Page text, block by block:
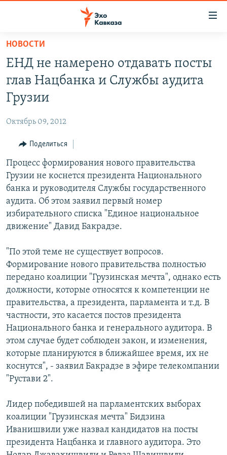
Вернуться
основному
содержанию
Вернутся
главной
навигации
Вернутся
поиску
ТБИЛИСИ
СУХУМИ
ВЕСЬ КАВКАЗ
СЕВЕРНЫЙ КАВКАЗ
АРМЕНИЯ
ТЕМЫ
ПОЛИТИКА
ОБЩЕСТВО
КУЛЬТУРА
МИР
РУБРИКИ
ГОСТЬ НЕДЕЛИ
ПОЗИЦИЯ
ГОЛОСА
ЧИТАЕМ ПРЕССУ
МУЛЬТИМЕДИА
ВИДЕО
ФОТО
АУДИО
ПОДКАСТЫ
ПРИСОЕДИНЯЙТЕСЬ!
Все сайты РСЕ/РС
НОВОСТИ
ЕНД не намерено отдавать посты
глав Нацбанка и Службы аудита
Грузии
Октябрь 09, 2012
Поделиться
Процесс формирования нового правительства
Грузии не коснется президента Национального
банка и руководителя Службы государственного
аудита. Об этом заявил первый номер
избирательного списка "Единое национальное
движение" Давид Бакрадзе.
"По этой теме не существует вопросов.
Формирование нового правительства полностью
передано коалиции "Грузинская мечта", однако есть
должности, которые относятся к компетенции не
правительства, а президента, парламента и т.д. В
частности, это касается постов президента
Национального банка и генерального аудитора. В
этом случае будет соблюден закон, и изменения,
которые планируются в ближайшее время, их не
коснутся", - заявил Бакрадзе в эфире телекомпании
"Рустави 2".
Лидер победившей на парламентских выборах
коалиции "Грузинская мечта" Бидзина
Иванишвили уже назвал кандидатов на посты
президента Нацбанка и главного аудитора. Это